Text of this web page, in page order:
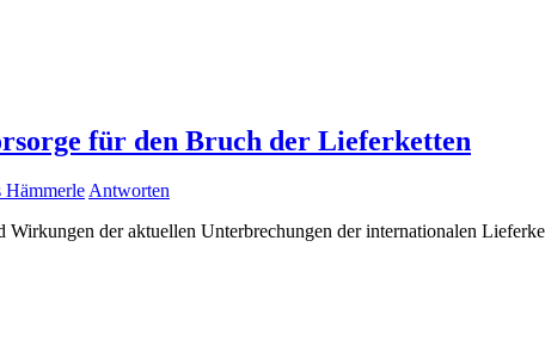
für den Bruch der Lieferketten
HämmerleAntworten
Wirkungen der aktuellen Unterbrechungen der internationalen